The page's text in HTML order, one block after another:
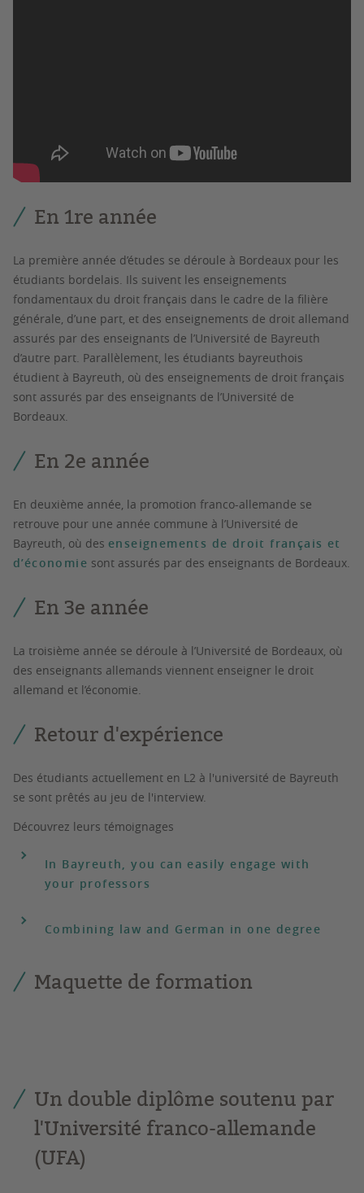
En 1re année
La première année d’études se déroule à Bordeaux pour les
étudiants bordelais. Ils suivent les enseignements
fondamentaux du droit français dans le cadre de la filière
générale, d’une part, et des enseignements de droit allemand
assurés par des enseignants de l’Université de Bayreuth
d’autre part. Parallèlement, les étudiants bayreuthois
étudient à Bayreuth, où des enseignements de droit français
sont assurés par des enseignants de l’Université de
Bordeaux.
En 2e année
En deuxième année, la promotion franco-allemande se
retrouve pour une année commune à l’Université de
Bayreuth, où des enseignements de droit français et
d’économie sont assurés par des enseignants de Bordeaux.
En 3e année
La troisième année se déroule à l’Université de Bordeaux, où
des enseignants allemands viennent enseigner le droit
allemand et l’économie.
Retour d'expérience
Des étudiants actuellement en L2 à l'université de Bayreuth
se sont prêtés au jeu de l'interview.
Découvrez leurs témoignages
In Bayreuth, you can easily engage with
your professors
Combining law and German in one degree
Maquette de formation
Un double diplôme soutenu par
l'Université franco-allemande
(UFA)